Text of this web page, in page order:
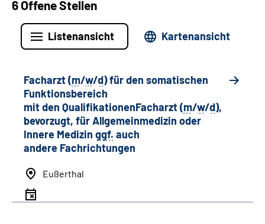
6 Offene Stellen
Listenansicht Kartenansicht
Facharzt (m/w/d) für den somatischen
Funktionsbereich
mit den QualifikationenFacharzt (m/w/d),
bevorzugt, für Allgemeinmedizin oder
Innere Medizin ggf. auch
andere Fachrichtungen
Eußerthal